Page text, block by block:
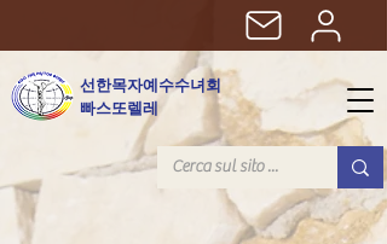
선한목자예수수녀회
빠스또렐레